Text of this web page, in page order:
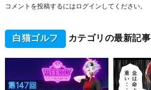
コメントを投稿するには ログイン してください。
白猫ゴルフ カテゴリの最新記事